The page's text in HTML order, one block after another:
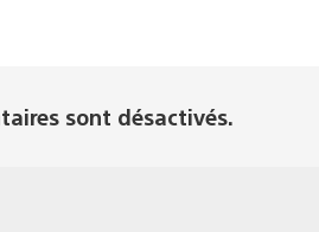
sont désactivés.